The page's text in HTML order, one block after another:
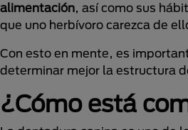
alimentación, así como sus
que uno herbívoro carezca de
Con esto en mente, es
determinar mejor la estructura
¿Cómo está